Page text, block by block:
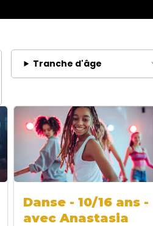
Tranche d'âge
Danse - 10/16 ans -
avec Anastasia